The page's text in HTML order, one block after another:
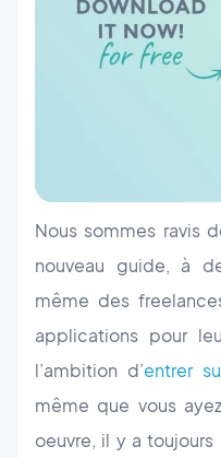
Nous sommes ravis
nouveau guide, à
même des
applications pour
l’ambition d’entrer
même que vous
oeuvre, il y a